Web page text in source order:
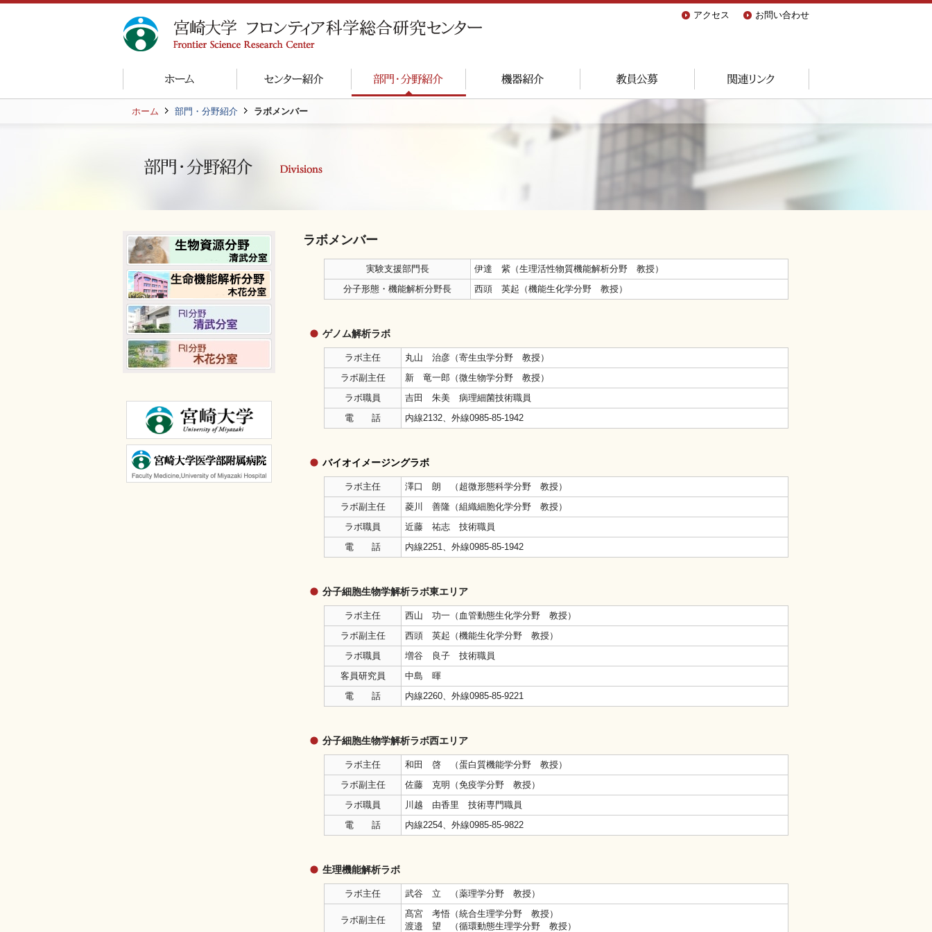
アクセス お問い合わせ
ホーム 部門・分野紹介 ラボメンバー
ラボメンバー
実験支援部門長
伊達 紫（生理活性物質機能解析分野 教授）
分子形態・機能解析分野長
西頭 英起（機能生化学分野 教授）
ゲノム解析ラボ
ラボ主任
丸山 治彦（寄生虫学分野 教授）
ラボ副主任
新 竜一郎（微生物学分野 教授）
ラボ職員
吉田 朱美 病理細菌技術職員
電 話
内線2132、外線0985-85-1942
バイオイメージングラボ
ラボ主任
澤口 朗 （超微形態科学分野 教授）
ラボ副主任
菱川 善隆（組織細胞化学分野 教授）
ラボ職員
近藤 祐志 技術職員
電 話
内線2251、外線0985-85-1942
分子細胞生物学解析ラボ東エリア
ラボ主任
西山 功一（血管動態生化学分野 教授）
ラボ副主任
西頭 英起（機能生化学分野 教授）
ラボ職員
増谷 良子 技術職員
客員研究員
中島 暉
電 話
内線2260、外線0985-85-9221
分子細胞生物学解析ラボ西エリア
ラボ主任
和田 啓 （蛋白質機能学分野 教授）
ラボ副主任
佐藤 克明（免疫学分野 教授）
ラボ職員
川越 由香里 技術専門職員
電 話
内線2254、外線0985-85-9822
生理機能解析ラボ
ラボ主任 武谷 立 （薬理学分野 教授）
ラボ副主任
髙宮 考悟（統合生理学分野 教授）
渡邉 望 （循環動態生理学分野 教授）